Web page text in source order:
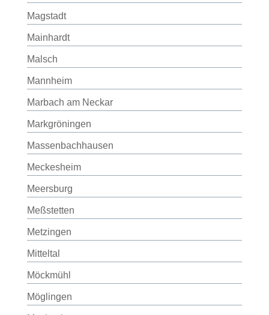
Magstadt
Mainhardt
Malsch
Mannheim
Marbach am Neckar
Markgröningen
Massenbachhausen
Meckesheim
Meersburg
Meßstetten
Metzingen
Mitteltal
Möckmühl
Möglingen